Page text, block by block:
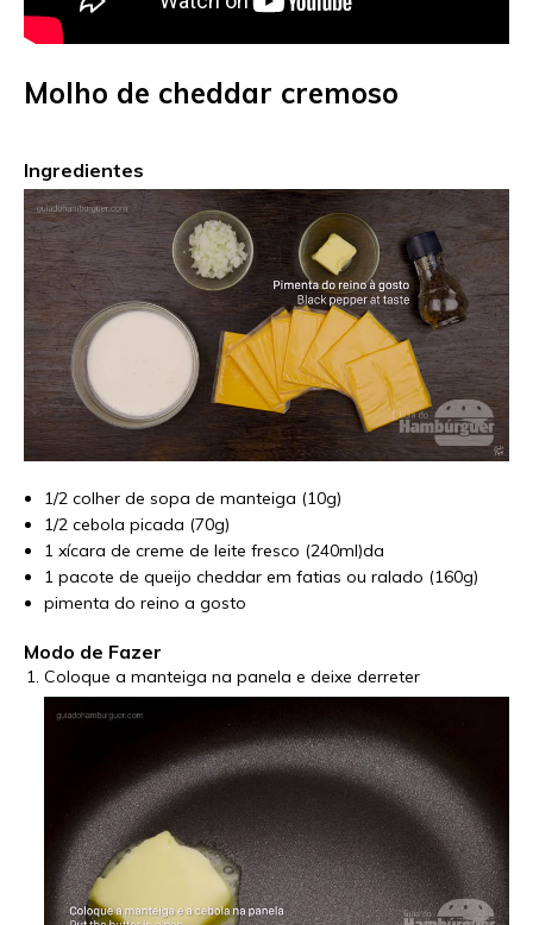
Molho de cheddar cremoso
Ingredientes
1/2 colher de sopa de manteiga (10g)
1/2 cebola picada (70g)
1 xícara de creme de leite fresco (240ml)da
1 pacote de queijo cheddar em fatias ou ralado (160g)
pimenta do reino a gosto
Modo de Fazer
Coloque a manteiga na panela e deixe derreter